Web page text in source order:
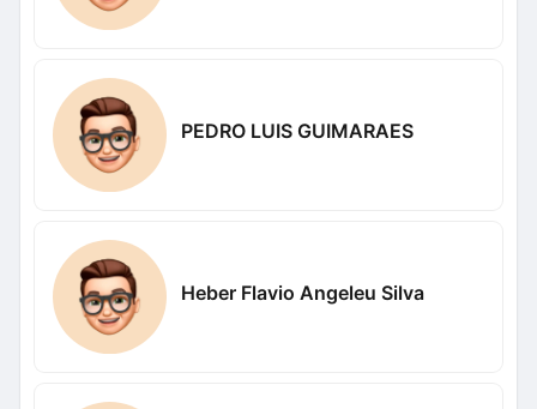
PEDRO LUIS GUIMARAES
Heber Flavio Angeleu Silva